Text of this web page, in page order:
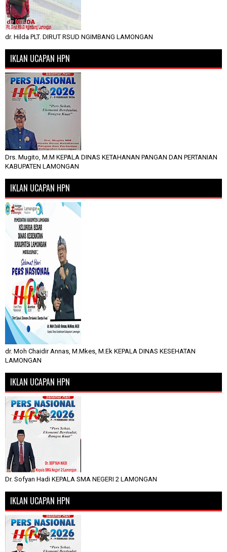
dr. Hilda PLT. DIRUT RSUD NGIMBANG LAMONGAN
IKLAN UCAPAN HPN
Drs. Mugito, M.M KEPALA DINAS KETAHANAN PANGAN DAN PERTANIAN
KABUPATEN LAMONGAN
IKLAN UCAPAN HPN
dr. Moh Chaidir Annas, M.Mkes, M.Ek KEPALA DINAS KESEHATAN
LAMONGAN
IKLAN UCAPAN HPN
Dr. Sofyan Hadi KEPALA SMA NEGERI 2 LAMONGAN
IKLAN UCAPAN HPN